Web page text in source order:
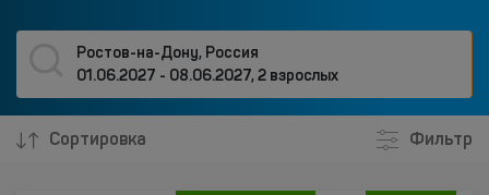
Ростов-на-Дону, Россия
01.06.2027 - 08.06.2027,2 взрослых
Сортировка Фильтр